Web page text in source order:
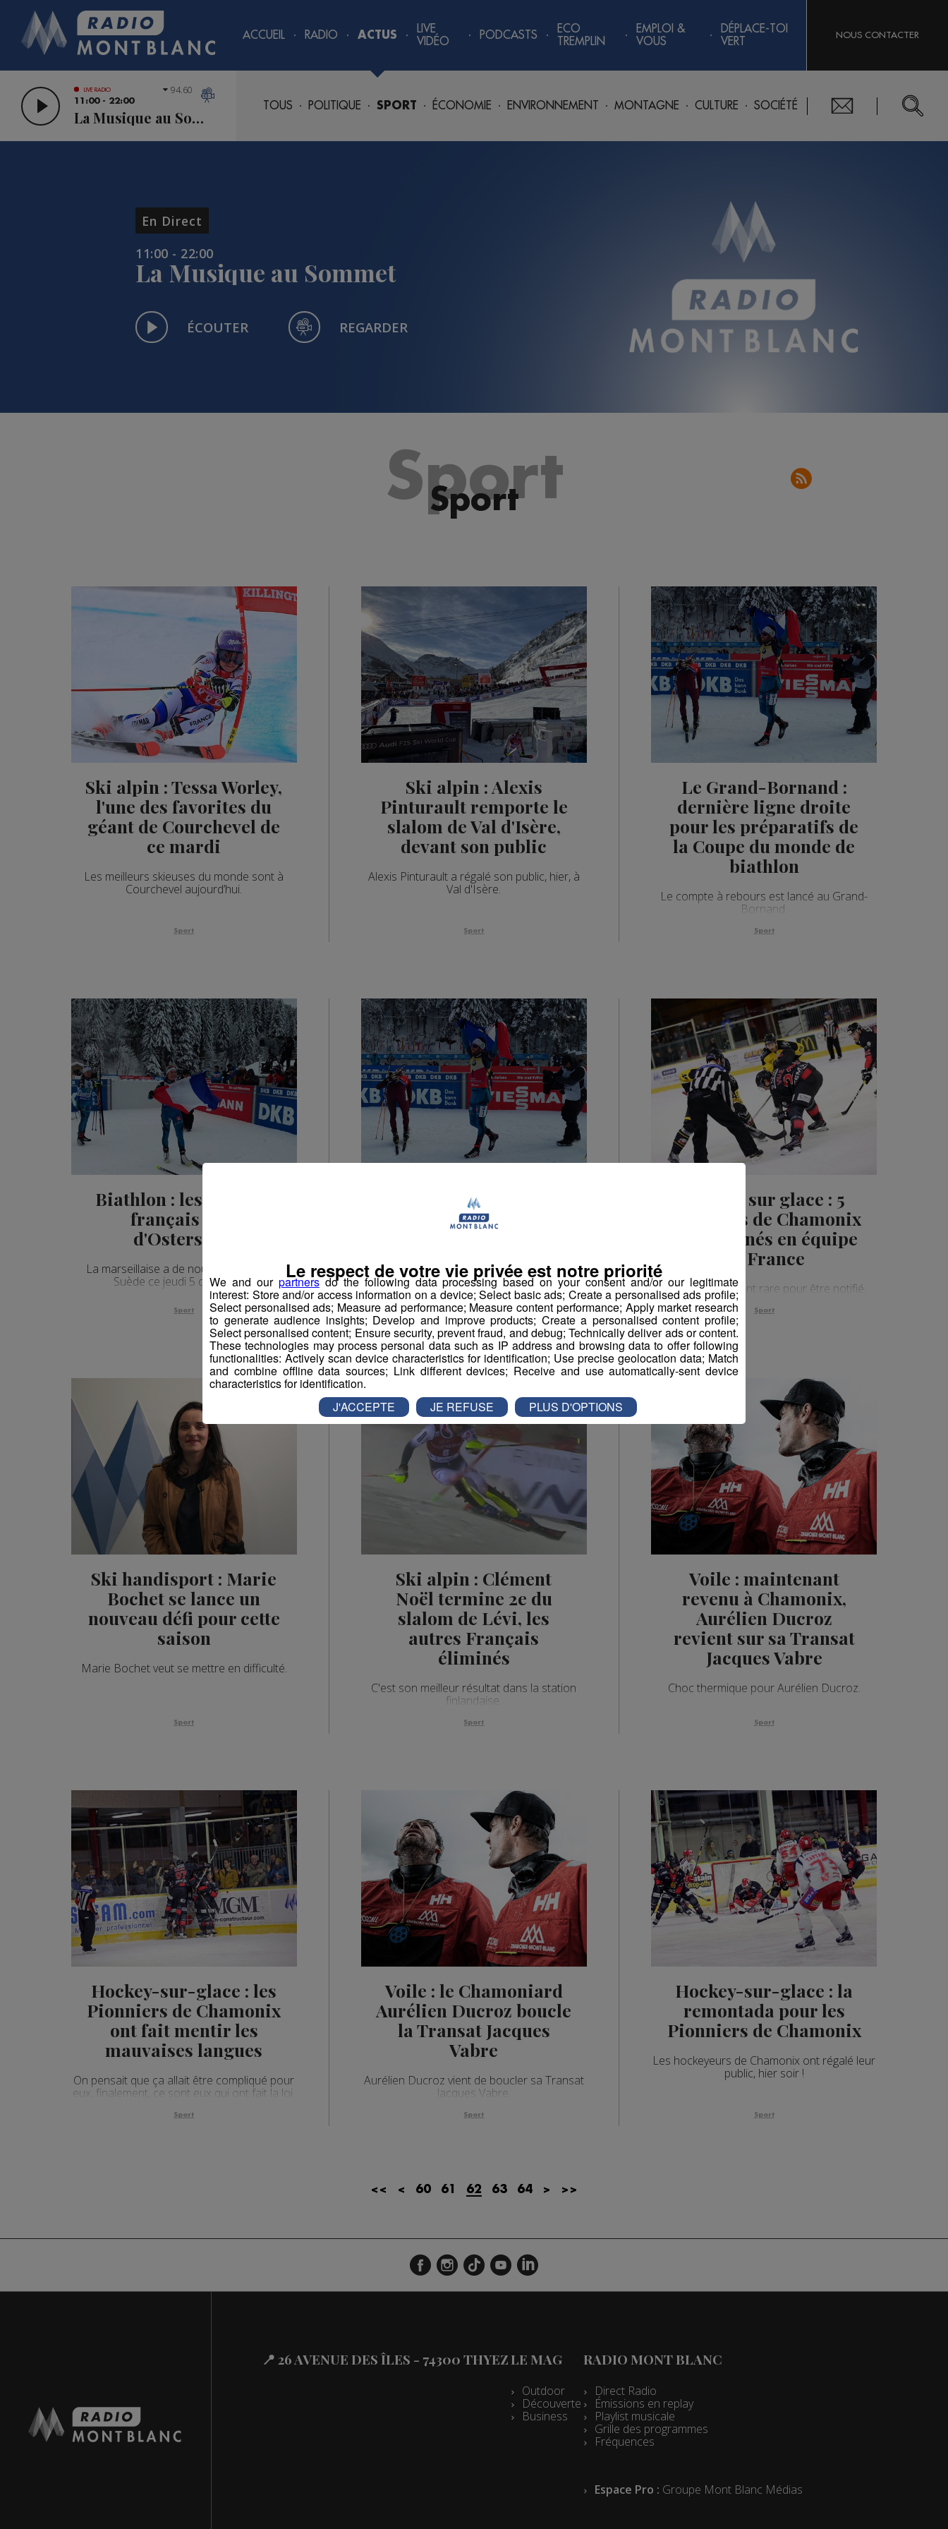
ACCUEIL RADIO ACTUS
TOUS POLITIQUE SPORT ÉCONOMIE ENVIRONNEMENT MONTAGNE CULTURE SOCIÉTÉ
LIVE
VIDÉO
PODCASTS
ECO
TREMPLIN
EMPLOI &
VOUS
DÉPLACE-TOI
VERT
NOUS CONTACTER
LIVE RADIO
11:00 - 22:00
La Musique au Sommet
94.60
En Direct
11:00 - 22:00
La Musique au Sommet
ÉCOUTER REGARDER
Sport
Sport
Ski alpin : Tessa Worley,
l'une des favorites du
géant de Courchevel de
ce mardi
Les meilleurs skieuses du monde sont à
Courchevel aujourd’hui.
Sport
Ski alpin : Alexis
Pinturault remporte le
slalom de Val d'Isère,
devant son public
Alexis Pinturault a régalé son public, hier, à
Val d'Isère.
Sport
Le Grand-Bornand :
dernière ligne droite
pour les préparatifs de
la Coupe du monde de
biathlon
Le compte à rebours est lancé au Grand-
Bornand.
Sport
Biathlon : les athlètes
français rois
d'Ostersund
La marseillaise a de nouveau retenti en
Suède ce jeudi 5 décembre !
Sport
Biathlon : quadruplé
historique pour les
L’équipe de France a frappé fort...
Sport
Hockey sur glace : 5
Pionniers de Chamonix
sélectionnés en équipe
de France
C’est suffisamment rare pour être notifié.
Sport
Ski handisport : Marie
Bochet se lance un
nouveau défi pour cette
saison
Marie Bochet veut se mettre en difficulté.
Sport
Ski alpin : Clément
Noël termine 2e du
slalom de Lévi, les
autres Français
éliminés
C'est son meilleur résultat dans la station
finlandaise.
Sport
Voile : maintenant
revenu à Chamonix,
Aurélien Ducroz
revient sur sa Transat
Jacques Vabre
Choc thermique pour Aurélien Ducroz.
Sport
Hockey-sur-glace : les
Pionniers de Chamonix
ont fait mentir les
mauvaises langues
On pensait que ça allait être compliqué pour
eux, finalement, ce sont eux qui ont fait la loi.
Sport
Voile : le Chamoniard
Aurélien Ducroz boucle
la Transat Jacques
Vabre
Aurélien Ducroz vient de boucler sa Transat
Jacques Vabre.
Sport
Hockey-sur-glace : la
remontada pour les
Pionniers de Chamonix
Les hockeyeurs de Chamonix ont régalé leur
public, hier soir !
Sport
<< < 60 61 62 63 64 > >>
📍 26 AVENUE DES ÎLES - 74300 THYEZLE MAG
Outdoor
Découverte
Business
RADIO MONT BLANC
Direct Radio
Émissions en replay
Playlist musicale
Grille des programmes
Fréquences
Espace Pro : Groupe Mont Blanc Médias
We and our partnersdo the following data processing based on your consent and/or our legitimate
interest: Store and/or access information on a device; Select basic ads; Create a personalised ads profile;
Select personalised ads; Measure ad performance; Measure content performance; Apply market research
to generate audience insights; Develop and improve products; Create a personalised content profile;
Select personalised content; Ensure security, prevent fraud, and debug; Technically deliver ads or content.
These technologies may process personal data such as IP address and browsing data to offer following
functionalities: Actively scan device characteristics for identification; Use precise geolocation data; Match
and combine offline data sources; Link different devices; Receive and use automatically-sent device
characteristics for identification.
Le respect de votre vie privée est notre priorité
J'ACCEPTE JE REFUSE PLUS D'OPTIONS